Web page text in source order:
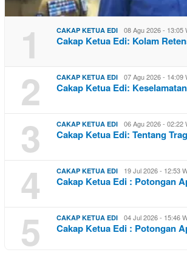
1 CAKAP KETUA EDI 08 Agu 2026 - 13:05
Cakap Ketua Edi: Kolam
2 CAKAP KETUA EDI 07 Agu 2026 - 14:09
Cakap Ketua Edi:
3 CAKAP KETUA EDI 06 Agu 2026 - 02:22
Cakap Ketua Edi: Tentang
4 CAKAP KETUA EDI 19 Jul 2026 - 12:53
Cakap Ketua Edi : Potongan
5 CAKAP KETUA EDI 04 Jul 2026 - 15:46
Cakap Ketua Edi : Potongan